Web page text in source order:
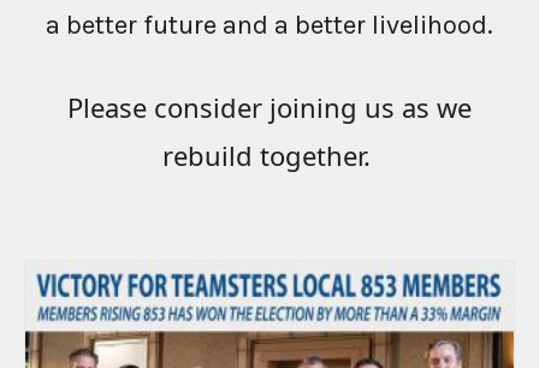
a better future and a better livelihood.
Please consider joining us as we
rebuild together.